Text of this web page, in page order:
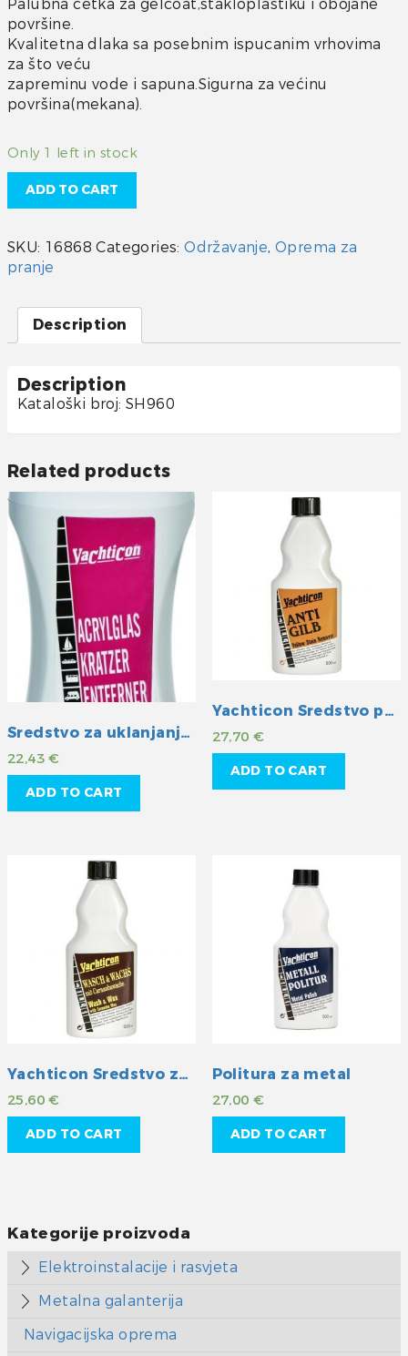
površine.
Kvalitetna dlaka sa posebnim ispucanim vrhovima
za što veću
zapreminu vode i sapuna.Sigurna za većinu
površina(mekana).
Only 1 left in stock
ADD TO CART
SKU: 16868 Categories:Održavanje,Oprema za
pranje
Description
Description
Kataloški broj: SH960
Related products
Sredstvo za uklanjanje ogrebotina na akrilnom staklu
22,43€
ADD TO CART
Yachticon Sredstvo protiv požutjelosti
27,70€
ADD TO CART
Yachticon Sredstvo za čišćenje i pranje sa zaštitom
25,60€
ADD TO CART
Politura za metal
27,00€
ADD TO CART
Kategorije proizvoda
Elektroinstalacije i rasvjeta
Metalna galanterija
Navigacijska oprema